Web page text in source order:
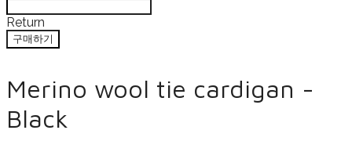
Return
구매하기
Merino wool tie cardigan -
Black